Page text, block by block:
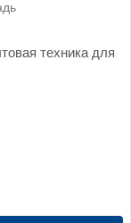
техника для